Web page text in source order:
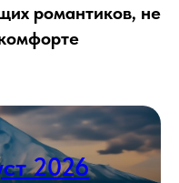
романтиков, не
2026